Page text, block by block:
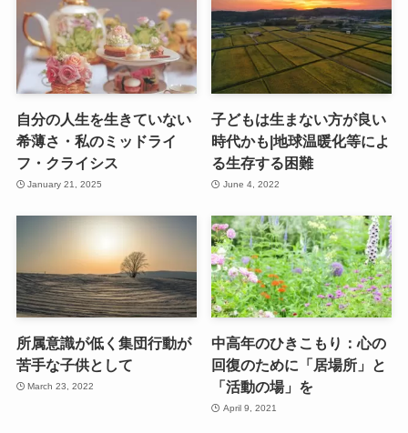
自分の人生を生きていない
希薄さ・私のミッドライ
フ・クライシス
January 21, 2025
子どもは生まない方が良い
時代かも|地球温暖化等によ
る生存する困難
June 4, 2022
所属意識が低く集団行動が
苦手な子供として
March 23, 2022
中高年のひきこもり：心の
回復のために「居場所」と
「活動の場」を
April 9, 2021